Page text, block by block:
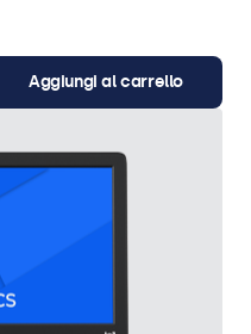
Aggiungi al carrello